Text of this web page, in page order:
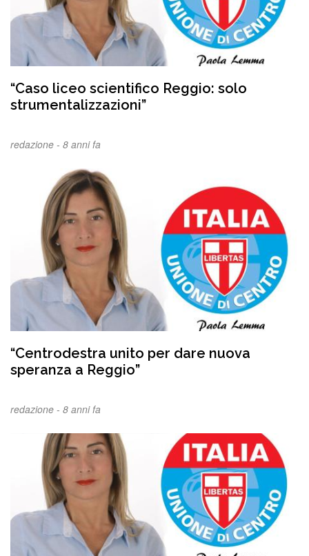
“Caso liceo scientifico Reggio: solo
strumentalizzazioni”
redazione - 8 anni fa
“Centrodestra unito per dare nuova
speranza a Reggio”
redazione - 8 anni fa